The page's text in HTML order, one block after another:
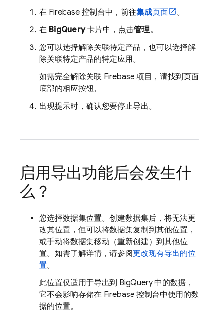
在 Firebase 控制台中，前往集成页面
。
在 BigQuery卡片中，点击管理。
您可以选择解除关联特定产品，也可以选择解
除关联特定产品的特定应用。
如需完全解除关联 Firebase 项目，请找到页面
底部的相应按钮。
出现提示时，确认您要停止导出。
启用导出功能后会发生什
么？
您选择数据集位置。创建数据集后，将无法更
改其位置，但可以将数据集复制到其他位置，
或手动将数据集移动（重新创建）到其他位
置。如需了解详情，请参阅更改现有导出的位
置。
此位置仅适用于导出到 BigQuery 中的数据，
它不会影响存储在 Firebase 控制台中使用的数
据的位置。